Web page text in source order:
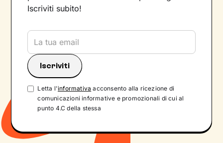
Iscriviti subito!
Letta l'informativa acconsento alla ricezione di
comunicazioni informative e promozionali di cui al
punto 4.C della stessa